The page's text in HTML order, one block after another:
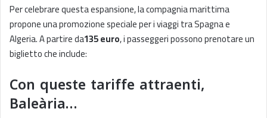
Per celebrare questa espansione, la compagnia marittima
propone una promozione speciale per i viaggi tra Spagna e
Algeria. A partire da135 euro, i passeggeri possono prenotare un
biglietto che include:
Con queste tariffe attraenti,
Baleària…